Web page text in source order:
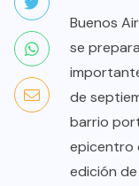
Buenos
se
de
barrio
epicentro
edición